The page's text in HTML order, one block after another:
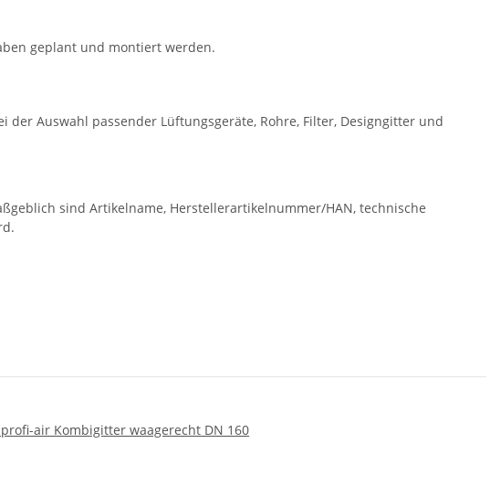
geplant und montiert werden.
der Auswahl passender Lüftungsgeräte, Rohre, Filter, Designgitter und
sind Artikelname, Herstellerartikelnummer/HAN, technische